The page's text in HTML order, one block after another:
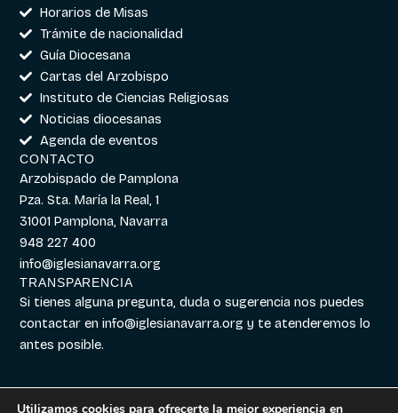
Horarios de Misas
Trámite de nacionalidad
Guía Diocesana
Cartas del Arzobispo
Instituto de Ciencias Religiosas
Noticias diocesanas
Agenda de eventos
CONTACTO
Arzobispado de Pamplona
Pza. Sta. María la Real, 1
31001 Pamplona, Navarra
948 227 400
info@iglesianavarra.org
TRANSPARENCIA
Si tienes alguna pregunta, duda o sugerencia nos puedes
contactar eninfo@iglesianavarra.org y te atenderemos lo
antes posible.
Utilizamos cookies para ofrecerte la mejor experiencia en